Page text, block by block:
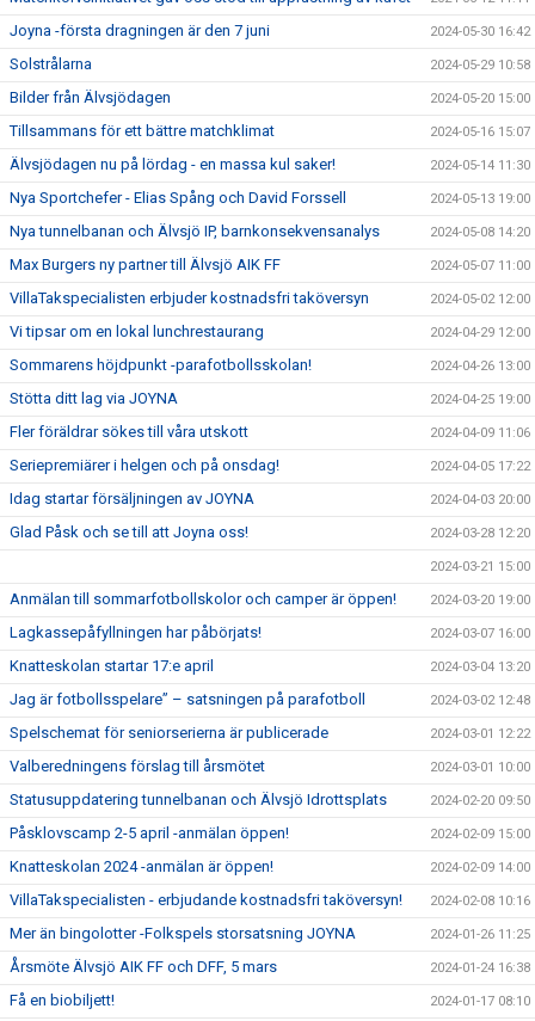
Joyna -första dragningen är den 7 juni 2024-05-30 16:42
Solstrålarna 2024-05-29 10:58
Bilder från Älvsjödagen 2024-05-20 15:00
Tillsammans för ett bättre matchklimat 2024-05-16 15:07
Älvsjödagen nu på lördag - en massa kul saker! 2024-05-14 11:30
Nya Sportchefer - Elias Spång och David Forssell 2024-05-13 19:00
Nya tunnelbanan och Älvsjö IP, barnkonsekvensanalys 2024-05-08 14:20
Max Burgers ny partner till Älvsjö AIK FF 2024-05-07 11:00
VillaTakspecialisten erbjuder kostnadsfri taköversyn 2024-05-02 12:00
Vi tipsar om en lokal lunchrestaurang 2024-04-29 12:00
Sommarens höjdpunkt -parafotbollsskolan! 2024-04-26 13:00
Stötta ditt lag via JOYNA 2024-04-25 19:00
Fler föräldrar sökes till våra utskott 2024-04-09 11:06
Seriepremiärer i helgen och på onsdag! 2024-04-05 17:22
Idag startar försäljningen av JOYNA 2024-04-03 20:00
Glad Påsk och se till att Joyna oss! 2024-03-28 12:20
2024-03-21 15:00
Anmälan till sommarfotbollskolor och camper är öppen! 2024-03-20 19:00
Lagkassepåfyllningen har påbörjats! 2024-03-07 16:00
Knatteskolan startar 17:e april 2024-03-04 13:20
Jag är fotbollsspelare” – satsningen på parafotboll 2024-03-02 12:48
Spelschemat för seniorserierna är publicerade 2024-03-01 12:22
Valberedningens förslag till årsmötet 2024-03-01 10:00
Statusuppdatering tunnelbanan och Älvsjö Idrottsplats 2024-02-20 09:50
Påsklovscamp 2-5 april -anmälan öppen! 2024-02-09 15:00
Knatteskolan 2024 -anmälan är öppen! 2024-02-09 14:00
VillaTakspecialisten - erbjudande kostnadsfri taköversyn! 2024-02-08 10:16
Mer än bingolotter -Folkspels storsatsning JOYNA 2024-01-26 11:25
Årsmöte Älvsjö AIK FF och DFF, 5 mars 2024-01-24 16:38
Få en biobiljett! 2024-01-17 08:10